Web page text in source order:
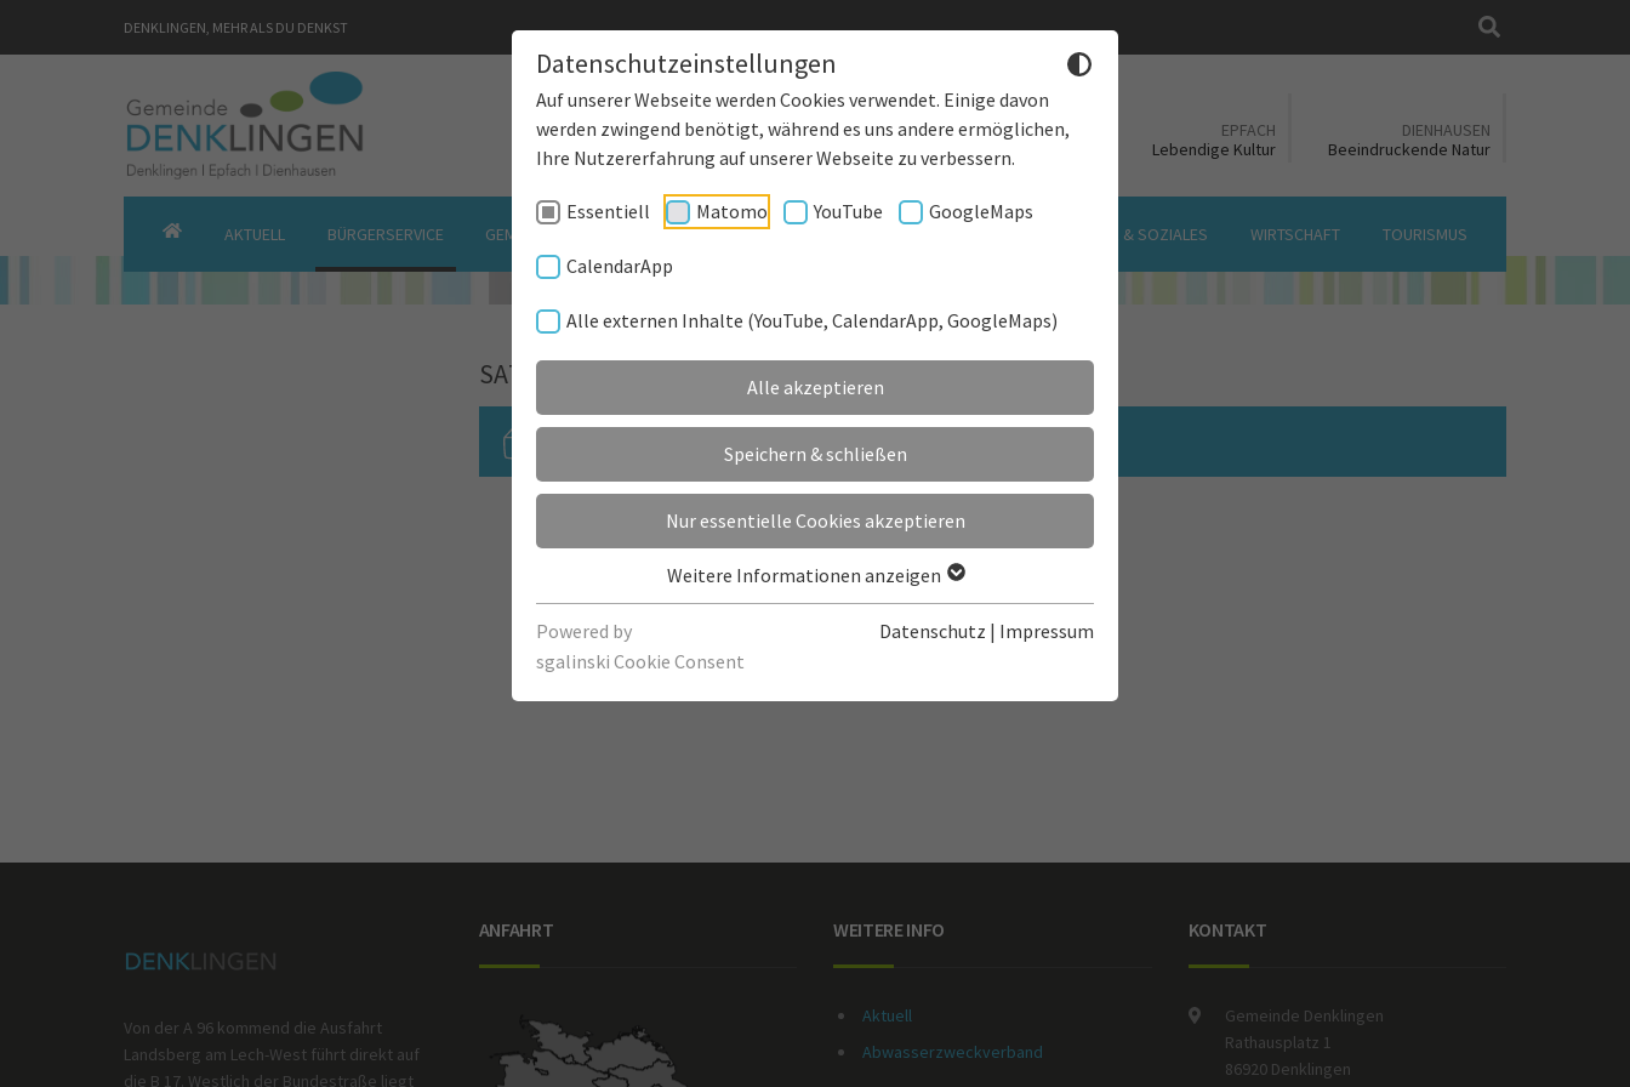
Datenschutzeinstellungen
Auf unserer Webseite werden Cookies verwendet. Einige davon
werden zwingend benötigt, während es uns andere ermöglichen,
Ihre Nutzererfahrung auf unserer Webseite zu verbessern.
Essentiell Matomo YouTube GoogleMaps
CalendarApp
Alle externen Inhalte (YouTube, CalendarApp, GoogleMaps)
Alle akzeptieren
Speichern & schließen
Nur essentielle Cookies akzeptieren
Weitere Informationen anzeigen
Powered by
sgalinski Cookie Consent
Datenschutz | Impressum
DENKLINGEN, MEHR ALS DU DENKST
DENKLINGEN
EPFACH
Lebendige Kultur
DIENHAUSEN
Beeindruckende Natur
GEMEINDEAKTUELL BÜRGERSERVICE GEMEINDEORGANE GEMEINDE EINRICHTUNGEN KULTUR & SOZIALES WIRTSCHAFT TOURISMUS
SATZUNG ÜBER EINE VERÄNDERUNGSSPERRE
Von der A 96 kommend die Ausfahrt
Landsberg am Lech-West führt direkt auf
die B 17. Westlich der Bundestraße liegt
ANFAHRT WEITERE INFO
Aktuell
Abwasserzweckverband
KONTAKT
Gemeinde Denklingen
Rathausplatz 1
86920 Denklingen